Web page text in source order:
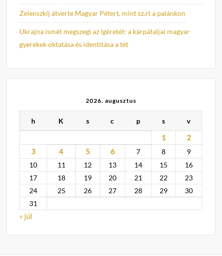
Zelenszkij átverte Magyar Pétert, mint sz.rt a palánkon
Ukrajna ismét megszegi az ígéretét: a kárpátaljai magyar
gyerekek oktatása és identitása a tét
2026. augusztus
h K s c p s v
1
2
3
4 5 6 7 8
9
10
11 12 13 14 15
16
17
18 19 20 21 22
23
24
25 26 27 28 29
30
31
« júl